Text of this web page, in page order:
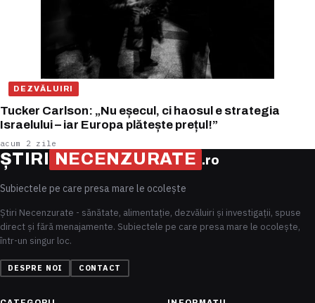
DEZVĂLUIRI
Tucker Carlson: „Nu eșecul, ci haosul e strategia
Israelului – iar Europa plătește prețul!”
acum 2 zile
ȘTIRI NECENZURATE .ro
Subiectele pe care presa mare le ocolește
Știri Necenzurate - sănătate, alimentație, dezvăluiri și investigații, spuse
direct și fără menajamente. Subiectele pe care presa mare le ocolește,
într-un singur loc.
DESPRE NOI CONTACT